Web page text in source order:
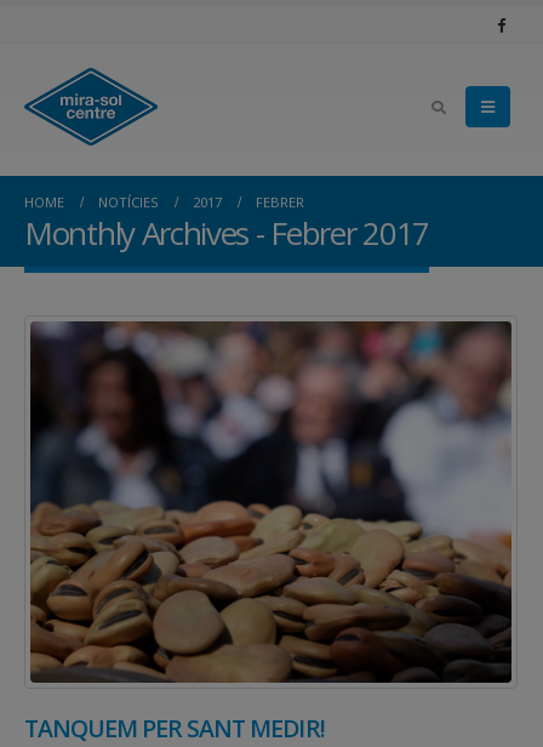
HOME NOTÍCIES 2017 FEBRER
Monthly Archives - Febrer 2017
TANQUEM PER SANT MEDIR!